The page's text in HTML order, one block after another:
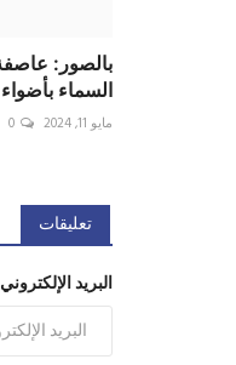
بالصور:
السماء
مايو 11, 2024 0
تعليقات
البريد الإلكتروني